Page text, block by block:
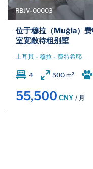
RBJV-00003
位于穆拉（Muğla）
室宽敞待租别墅
土耳其 - 穆拉 - 费特希耶
4 500 m²
55,500 CNY / 月